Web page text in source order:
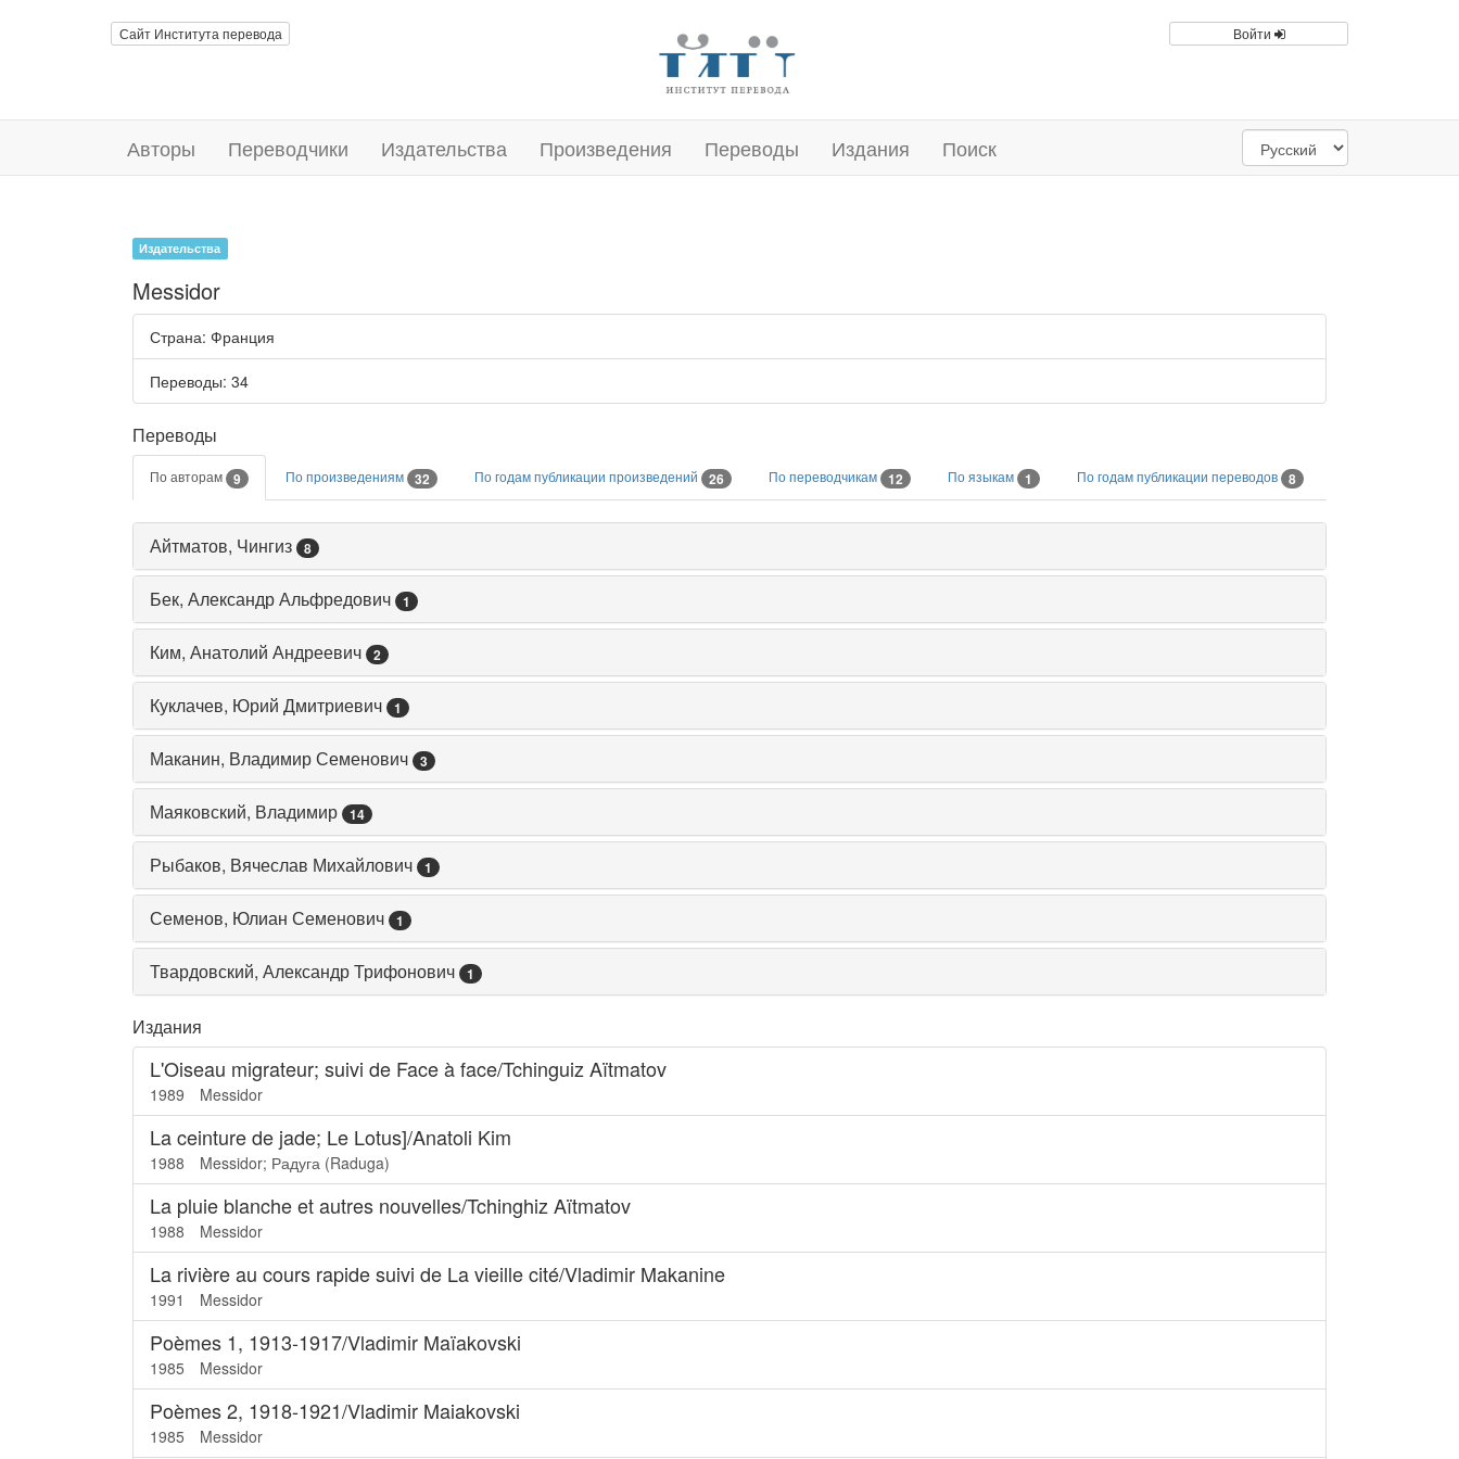
Сайт Института перевода Войти
Авторы Переводчики Издательства Произведения Переводы Издания Поиск
Издательства
Messidor
Страна: Франция
Переводы: 34
Переводы
По авторам 9 По произведениям 32 По годам публикации произведений 26 По переводчикам 12 По языкам 1 По годам публикации переводов 8
Айтматов, Чингиз 8
Бек, Александр Альфредович 1
Ким, Анатолий Андреевич 2
Куклачев, Юрий Дмитриевич 1
Маканин, Владимир Семенович 3
Маяковский, Владимир 14
Рыбаков, Вячеслав Михайлович 1
Семенов, Юлиан Семенович 1
Твардовский, Александр Трифонович 1
Издания
L'Oiseau migrateur; suivi de Face à face/Tchinguiz Aïtmatov
1989 Messidor
La ceinture de jade; Le Lotus]/Anatoli Kim
1988 Messidor; Радуга (Raduga)
La pluie blanche et autres nouvelles/Tchinghiz Aïtmatov
1988 Messidor
La rivière au cours rapide suivi de La vieille cité/Vladimir Makanine
1991 Messidor
Poèmes 1, 1913-1917/Vladimir Maïakovski
1985 Messidor
Poèmes 2, 1918-1921/Vladimir Maiakovski
1985 Messidor